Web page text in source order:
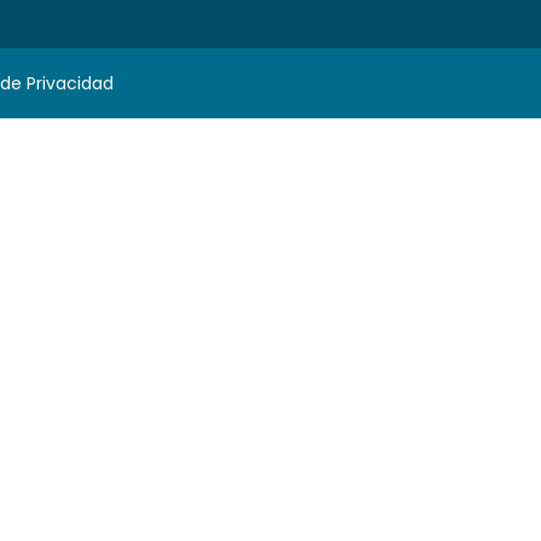
Privacidad